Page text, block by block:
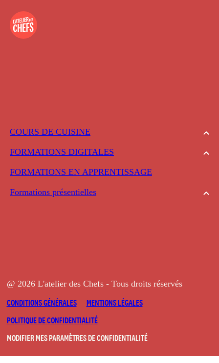
COURS DE CUISINE
FORMATIONS DIGITALES
FORMATIONS EN APPRENTISSAGE
Formations présentielles
@ 2026 L'atelier des Chefs - Tous droits réservés
CONDITIONS GÉNÉRALES
MENTIONS LÉGALES
POLITIQUE DE CONFIDENTIALITÉ
MODIFIER MES PARAMÈTRES DE CONFIDENTIALITÉ